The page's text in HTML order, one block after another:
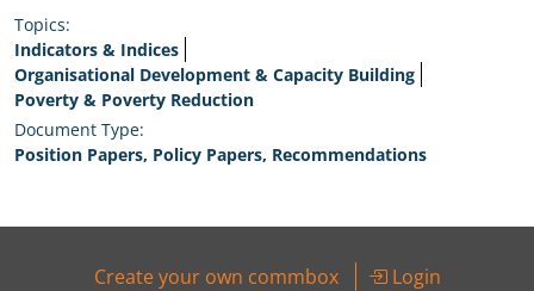
Topics:
Indicators & Indices
Organisational Development & Capacity Building
Poverty & Poverty Reduction
Document Type:
Position Papers, Policy Papers, Recommendations
Create your own commbox
Login